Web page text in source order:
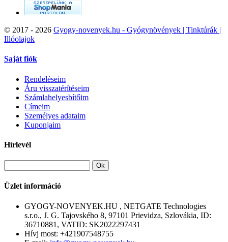
© 2017 - 2026 Gyogy-novenyek.hu - Gyógynövények | Tinktúrák |
Illóolajok
Saját fiók
Rendeléseim
Áru visszatérítéseim
Számlahelyesbítőim
Címeim
Személyes adataim
Kuponjaim
Hírlevél
Ok
Üzlet információ
GYOGY-NOVENYEK.HU , NETGATE Technologies
s.r.o., J. G. Tajovského 8, 97101 Prievidza, Szlovákia, ID:
36710881, VATID: SK2022297431
Hívj most: +421907548755